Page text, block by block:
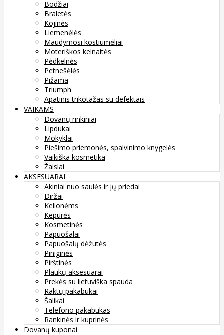
Bodžiai
Braletės
Kojinės
Liemenėlės
Maudymosi kostiumėliai
Moteriškos kelnaitės
Pėdkelnės
Petnešėlės
Pižama
Triumph
Apatinis trikotažas su defektais
VAIKAMS
Dovanų rinkiniai
Lipdukai
Mokyklai
Piešimo priemonės, spalvinimo knygelės
Vaikiška kosmetika
Žaislai
AKSESUARAI
Akiniai nuo saulės ir jų priedai
Diržai
Kelionėms
Kepurės
Kosmetinės
Papuošalai
Papuošalų dėžutės
Piniginės
Pirštinės
Plaukų aksesuarai
Prekės su lietuviška spauda
Raktų pakabukai
Šalikai
Telefono pakabukas
Rankinės ir kuprinės
Dovanų kuponai